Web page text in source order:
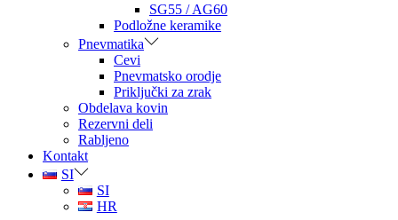
SG55 / AG60
Podložne keramike
Pnevmatika
Cevi
Pnevmatsko orodje
Priključki za zrak
Obdelava kovin
Rezervni deli
Rabljeno
Kontakt
SI
SI
HR